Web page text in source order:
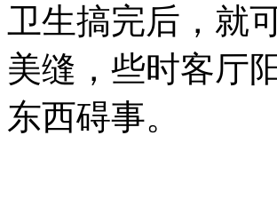
卫生搞完后，就
美缝，些时客厅
东西碍事。